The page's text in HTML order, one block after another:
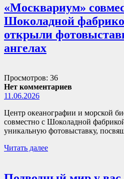
«Москвариум»
Шоколадной
открыли
ангелах
Просмотров: 36
Нет комментариев
11.06.2026
Центр океанографии и морской
совместно с Шоколадной
уникальную фотовыставку,
Читать далее